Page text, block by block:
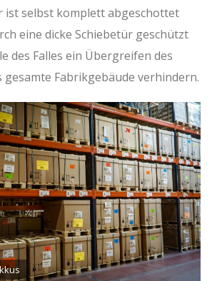
ist selbst komplett abgeschottet
eine dicke Schiebetür geschützt
des Falles ein Übergreifen des
gesamte Fabrikgebäude verhindern.